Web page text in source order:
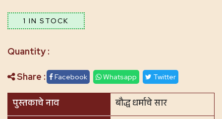
1 IN STOCK
Share : Facebook Whatsapp Twitter
पुस्तकाचे नाव
बौद्ध धर्माचे सार